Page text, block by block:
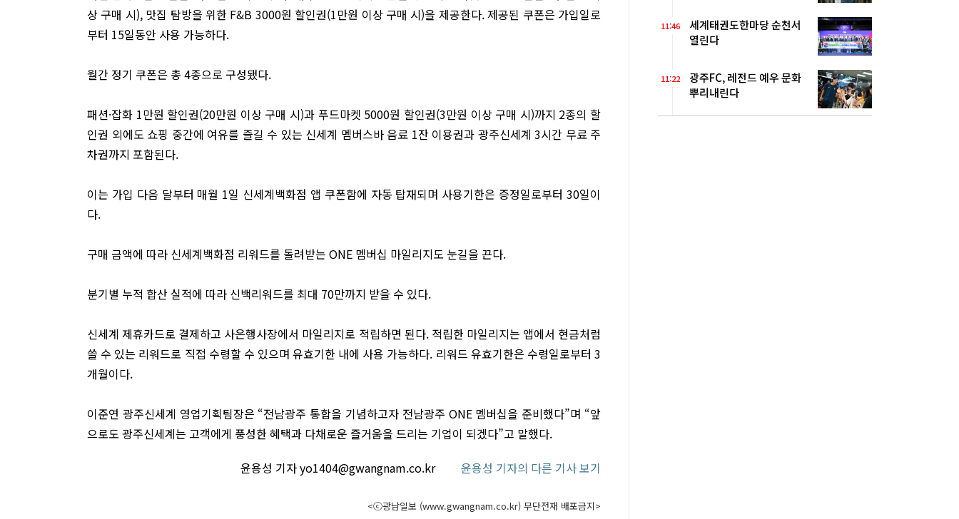
상 구매 시), 맛집 탐방을 위한 F&B 3000원 할인권(1만원 이상 구매 시)을 제공한다. 제공된 쿠폰은 가입일로
부터 15일동안 사용 가능하다.
월간 정기 쿠폰은 총 4종으로 구성됐다.
패션·잡화 1만원 할인권(20만원 이상 구매 시)과 푸드마켓 5000원 할인권(3만원 이상 구매 시)까지 2종의 할
인권 외에도 쇼핑 중간에 여유를 즐길 수 있는 신세계 멤버스바 음료 1잔 이용권과 광주신세계 3시간 무료 주
차권까지 포함된다.
이는 가입 다음 달부터 매월 1일 신세계백화점 앱 쿠폰함에 자동 탑재되며 사용기한은 증정일로부터 30일이
다.
구매 금액에 따라 신세계백화점 리워드를 돌려받는 ONE 멤버십 마일리지도 눈길을 끈다.
분기별 누적 합산 실적에 따라 신백리워드를 최대 70만까지 받을 수 있다.
신세계 제휴카드로 결제하고 사은행사장에서 마일리지로 적립하면 된다. 적립한 마일리지는 앱에서 현금처럼
쓸 수 있는 리워드로 직접 수령할 수 있으며 유효기한 내에 사용 가능하다. 리워드 유효기한은 수령일로부터 3
개월이다.
이준연 광주신세계 영업기획팀장은 “전남광주 통합을 기념하고자 전남광주 ONE 멤버십을 준비했다”며 “앞
으로도 광주신세계는 고객에게 풍성한 혜택과 다채로운 즐거움을 드리는 기업이 되겠다”고 말했다.
윤용성 기자 yo1404@gwangnam.co.kr
윤용성 기자의 다른 기사 보기
<ⓒ광남일보 (www.gwangnam.co.kr) 무단전재 배포금지>
11:46
세계태권도한마당 순천서
열린다
11:22
광주FC, 레전드 예우 문화
뿌리내린다